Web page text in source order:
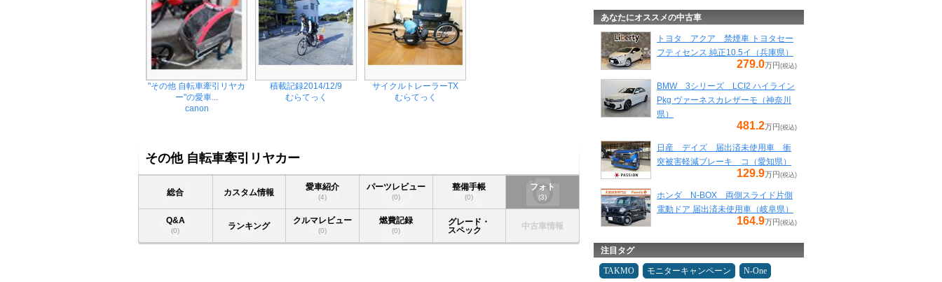
"その他 自転車牽引リヤカ
ー"の愛車...
canon
積載記録2014/12/9
むらてっく
サイクルトレーラーTX
むらてっく
その他 自転車牽引リヤカー
総合 カスタム情報
愛車紹介
(4)
パーツレビュー
(0)
整備手帳
(0)
フォト
(3)
Q&A
(0) ランキング
クルマレビュー
(0)
燃費記録
(0)
グレード・
スペック
中古車情報
あなたにオススメの中古車
トヨタ アクア 禁煙車 トヨタセー
フティセンス 純正10.5イ（兵庫県）
279.0万円 (税込)
BMW 3シリーズ LCI2 ハイライン
Pkg ヴァーネスカレザーモ（神奈川
県）
481.2万円 (税込)
日産 デイズ 届出済未使用車 衝
突被害軽減ブレーキ コ（愛知県）
129.9万円 (税込)
ホンダ N-BOX 両側スライド片側
電動ドア 届出済未使用車（岐阜県）
164.9万円 (税込)
注目タグ
TAKMO モニターキャンペーン
N-One